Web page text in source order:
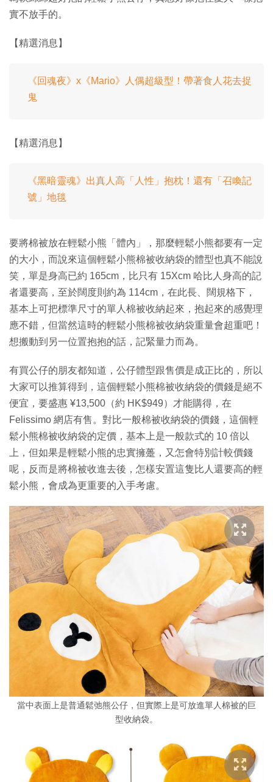
實不放手的。
【精選消息】
《回魂夜》x《Mario》人偶超級型！帶著食人花去捉
鬼
【精選消息】
《黑暗靈魂》出真人高「人性」抱枕！還有「召喚記
號」地毯
要將棉被放在輕鬆小熊「體內」，那麼輕鬆小熊都要有一定
的大小，而說來這個輕鬆小熊棉被收納袋的體型也真不能說
笑，單是身高已約 165cm，比只有 15Xcm 哈比人身高的記
者還要高，至於闊度則約為 114cm，在此長、闊規格下，
基本上可把標準尺寸的單人棉被收納起來，抱起來的感覺理
應不錯，但當然這時的輕鬆小熊棉被收納袋重量會超重吧！
想搬動到另一位置抱抱的話，記緊量力而為。
有買公仔的朋友都知道，公仔體型跟售價是成正比的，所以
大家可以推算得到，這個輕鬆小熊棉被收納袋的價錢是絕不
便宜，要盛惠 ¥13,500（約 HK$949）才能購得，在
Felissimo 網店有售。對比一般棉被收納袋的價錢，這個輕
鬆小熊棉被收納袋的定價，基本上是一般款式的 10 倍以
上，但如果是輕鬆小熊的忠實擁躉，又怎會特別計較價錢
呢，反而是將棉被收進去後，怎樣安置這隻比人還要高的輕
鬆小熊，會成為更重要的入手考慮。
當中表面上是普通鬆弛熊公仔，但實際上是可放進單人棉被的巨
型收納袋。